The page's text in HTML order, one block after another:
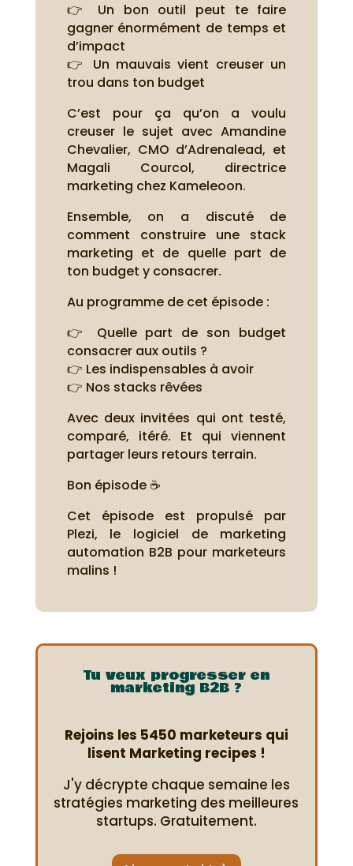
👉 Un bon outil peut te faire
gagner énormément de temps et
d’impact
👉 Un mauvais vient creuser un
trou dans ton budget
C’est pour ça qu’on a voulu
creuser le sujet avec Amandine
Chevalier, CMO d’Adrenalead, et
Magali Courcol, directrice
marketing chez Kameleoon.
Ensemble, on a discuté de
comment construire une stack
marketing et de quelle part de
ton budget y consacrer.
Au programme de cet épisode :
👉 Quelle part de son budget
consacrer aux outils ?
👉 Les indispensables à avoir
👉 Nos stacks rêvées
Avec deux invitées qui ont testé,
comparé, itéré. Et qui viennent
partager leurs retours terrain.
Bon épisode ☕
Cet épisode est propulsé par
Plezi, le logiciel de marketing
automation B2B pour marketeurs
malins !
Tu veux progresser en
marketing B2B ?
Rejoins les 5450 marketeurs qui
lisent Marketing recipes !
J'y décrypte chaque semaine les
stratégies marketing des meilleures
startups. Gratuitement.